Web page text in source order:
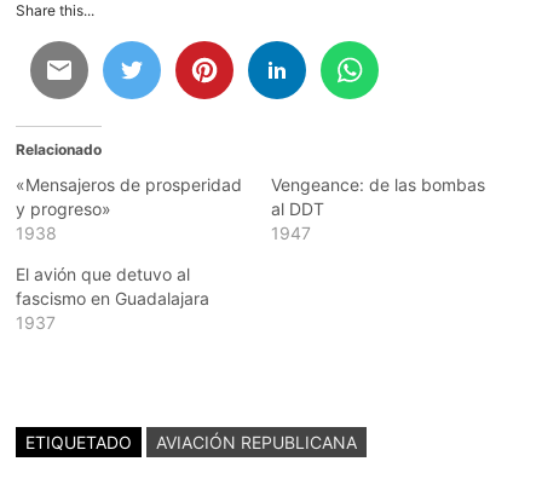
Share this...
Relacionado
«Mensajeros de prosperidad
y progreso»
1938
Vengeance: de las bombas
al DDT
1947
El avión que detuvo al
fascismo en Guadalajara
1937
ETIQUETADO AVIACIÓN REPUBLICANA